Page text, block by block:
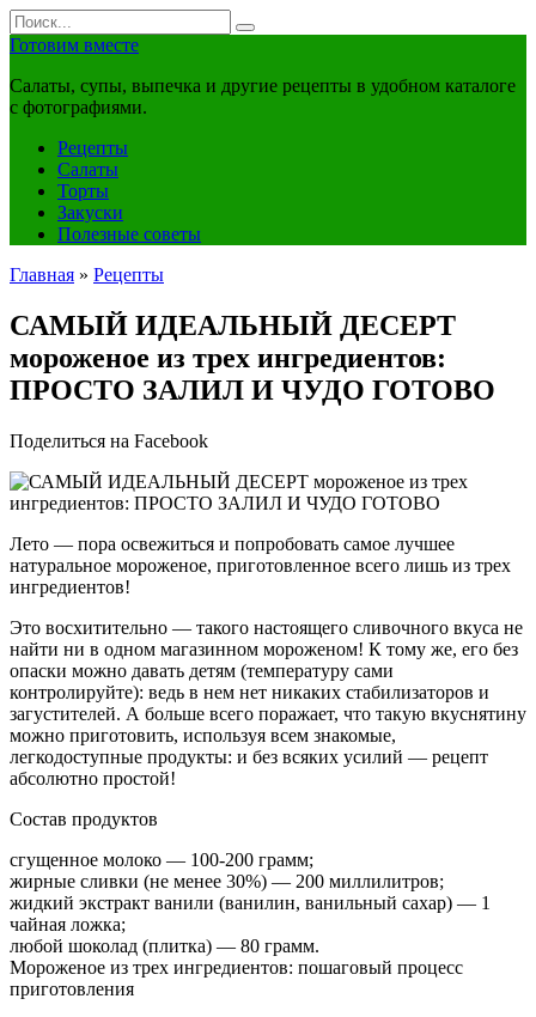
Перейти
к
Search
for:
Готовим вместе
Салаты, супы, выпечка и другие рецепты в удобном каталоге
с фотографиями.
Рецепты
Салаты
Торты
Закуски
Полезные советы
Главная » Рецепты
САМЫЙ ИДЕАЛЬНЫЙ ДЕСЕРТ
мороженое из трех ингредиентов:
ПРОСТО ЗАЛИЛ И ЧУДО ГОТОВО
Поделиться на Facebook
Лето — пора освежиться и попробовать самое лучшее
натуральное мороженое, приготовленное всего лишь из трех
ингредиентов!
Это восхитительно — такого настоящего сливочного вкуса не
найти ни в одном магазинном мороженом! К тому же, его без
опаски можно давать детям (температуру сами
контролируйте): ведь в нем нет никаких стабилизаторов и
загустителей. А больше всего поражает, что такую вкуснятину
можно приготовить, используя всем знакомые,
легкодоступные продукты: и без всяких усилий — рецепт
абсолютно простой!
Состав продуктов
сгущенное молоко — 100-200 грамм;
жирные сливки (не менее 30%) — 200 миллилитров;
жидкий экстракт ванили (ванилин, ванильный сахар) — 1
чайная ложка;
любой шоколад (плитка) — 80 грамм.
Мороженое из трех ингредиентов: пошаговый процесс
приготовления